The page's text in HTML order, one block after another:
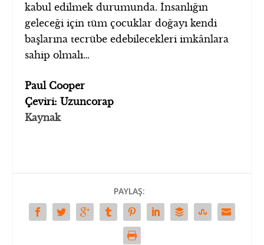
kabul edilmek durumunda. İnsanlığın
geleceği için tüm çocuklar doğayı kendi
başlarına tecrübe edebilecekleri imkânlara
sahip olmalı…
Paul Cooper
Çeviri: Uzuncorap
Kaynak
PAYLAŞ: